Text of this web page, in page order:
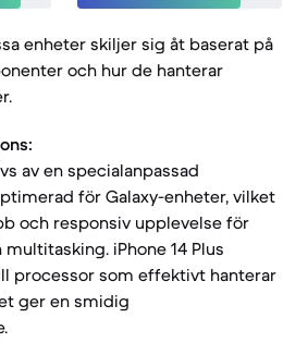
enheter skiljer sig åt baserat på
och hur de hanterar
av en specialanpassad
för Galaxy-enheter, vilket
och responsiv upplevelse för
iPhone 14 Plus
processor som effektivt hanterar
ger en smidig